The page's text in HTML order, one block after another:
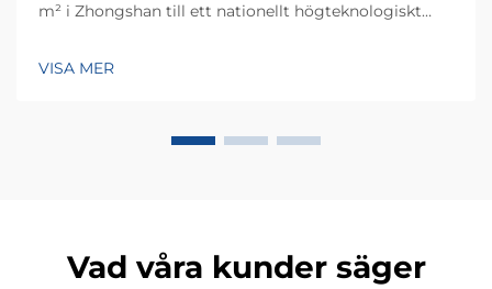
m² i Zhongshan till ett nationellt högteknologiskt
OEM/ODM-konsultation.
VISA MER
Vad våra kunder säger